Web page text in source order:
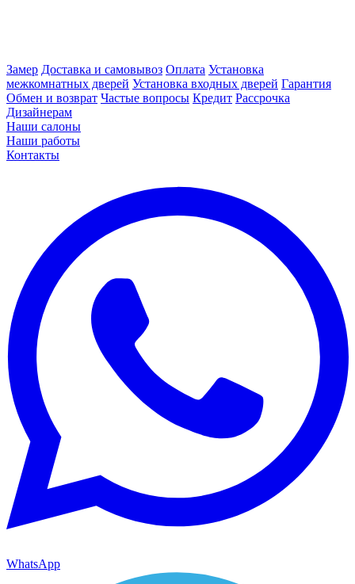
Замер Доставка и самовывоз Оплата Установка
межкомнатных дверей Установка входных дверей Гарантия
Обмен и возврат Частые вопросы Кредит Рассрочка
Дизайнерам
Наши салоны
Наши работы
Контакты
WhatsApp